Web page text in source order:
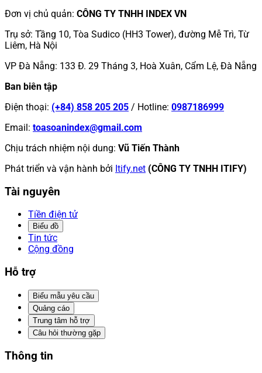
Đơn vị chủ quản: CÔNG TY TNHH INDEX VN
Trụ sở: Tầng 10, Tòa Sudico (HH3 Tower), đường Mễ Trì, Từ
Liêm, Hà Nội
VP Đà Nẵng: 133 Đ. 29 Tháng 3, Hoà Xuân, Cẩm Lệ, Đà Nẵng
Ban biên tập
Điện thoại: (+84) 858 205 205 / Hotline: 0987186999
Email: toasoanindex@gmail.com
Chịu trách nhiệm nội dung: Vũ Tiến Thành
Phát triển và vận hành bởi Itify.net (CÔNG TY TNHH ITIFY)
Tài nguyên
Tiền điện tử
Biểu đồ
Tin tức
Cộng đồng
Hỗ trợ
Biểu mẫu yêu cầu
Quảng cáo
Trung tâm hỗ trợ
Câu hỏi thường gặp
Thông tin